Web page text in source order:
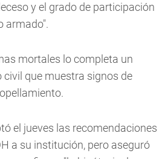
y el grado de participación
armado".
mortales lo completa un
civil que muestra signos de
el jueves las recomendaciones
a su institución, pero aseguró